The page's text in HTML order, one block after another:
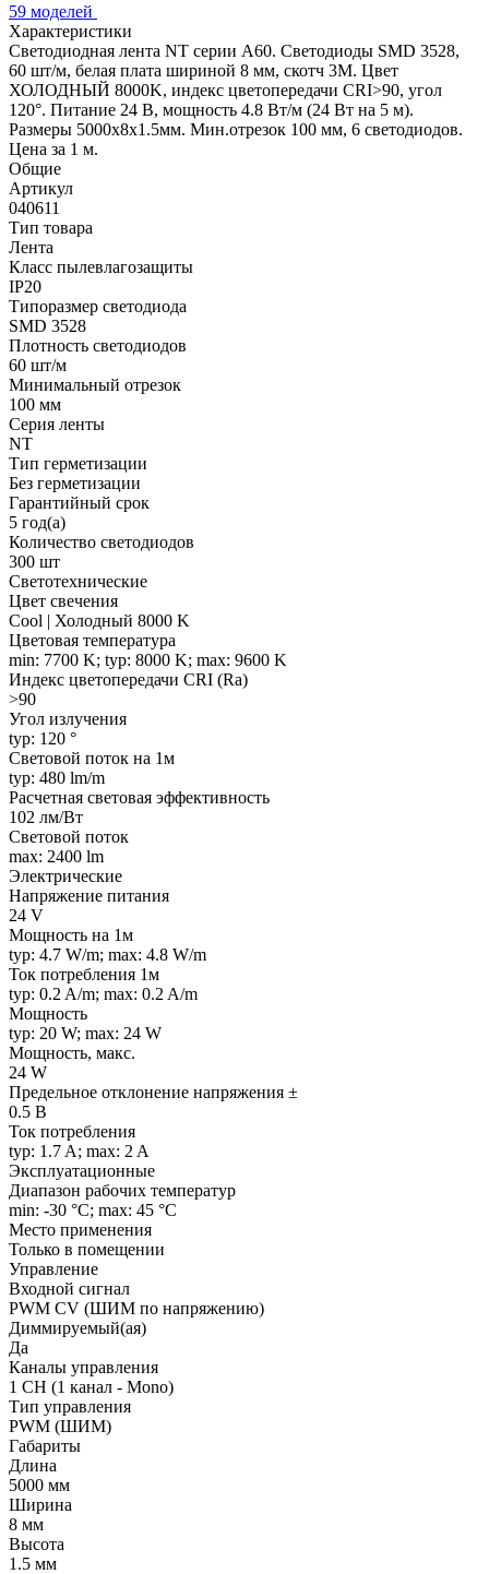
59 моделей
Характеристики
Светодиодная лента NT серии A60. Светодиоды SMD 3528,
60 шт/м, белая плата шириной 8 мм, скотч 3M. Цвет
ХОЛОДНЫЙ 8000K, индекс цветопередачи CRI>90, угол
120°. Питание 24 В, мощность 4.8 Вт/м (24 Вт на 5 м).
Размеры 5000х8x1.5мм. Мин.отрезок 100 мм, 6 светодиодов.
Цена за 1 м.
Общие
Артикул
040611
Тип товара
Лента
Класс пылевлагозащиты
IP20
Типоразмер светодиода
SMD 3528
Плотность светодиодов
60 шт/м
Минимальный отрезок
100 мм
Серия ленты
NT
Тип герметизации
Без герметизации
Гарантийный срок
5 год(а)
Количество светодиодов
300 шт
Светотехнические
Цвет свечения
Cool | Холодный 8000 K
Цветовая температура
min: 7700 K; typ: 8000 K; max: 9600 K
Индекс цветопередачи CRI (Ra)
>90
Угол излучения
typ: 120 °
Световой поток на 1м
typ: 480 lm/m
Расчетная световая эффективность
102 лм/Вт
Световой поток
max: 2400 lm
Электрические
Напряжение питания
24 V
Мощность на 1м
typ: 4.7 W/m; max: 4.8 W/m
Ток потребления 1м
typ: 0.2 A/m; max: 0.2 A/m
Мощность
typ: 20 W; max: 24 W
Мощность, макс.
24 W
Предельное отклонение напряжения ±
0.5 В
Ток потребления
typ: 1.7 A; max: 2 A
Эксплуатационные
Диапазон рабочих температур
min: -30 °C; max: 45 °C
Место применения
Только в помещении
Управление
Входной сигнал
PWM СV (ШИМ по напряжению)
Диммируемый(ая)
Да
Каналы управления
1 CH (1 канал - Mono)
Тип управления
PWM (ШИМ)
Габариты
Длина
5000 мм
Ширина
8 мм
Высота
1.5 мм